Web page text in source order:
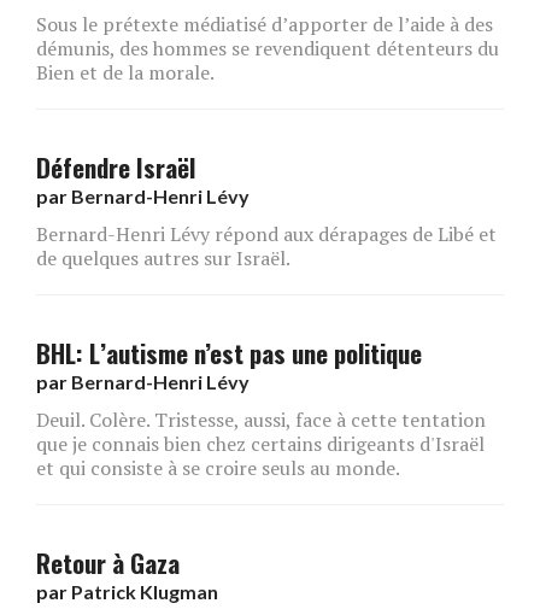
Sous le prétexte médiatisé d’apporter de l’aide à des
démunis, des hommes se revendiquent détenteurs du
Bien et de la morale.
Défendre Israël
par Bernard-Henri Lévy
Bernard-Henri Lévy répond aux dérapages de Libé et
de quelques autres sur Israël.
BHL: L’autisme n’est pas une politique
par Bernard-Henri Lévy
Deuil. Colère. Tristesse, aussi, face à cette tentation
que je connais bien chez certains dirigeants d'Israël
et qui consiste à se croire seuls au monde.
Retour à Gaza
par Patrick Klugman